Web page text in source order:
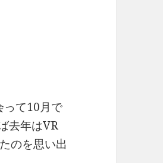
って10月で
去年はVR
のを思い出